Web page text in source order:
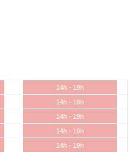
14h - 19h
14h - 19h
14h - 19h
14h - 19h
14h - 19h